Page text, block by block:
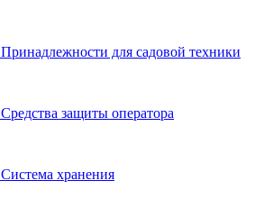
Принадлежности для садовой техники
Средства защиты оператора
Система хранения